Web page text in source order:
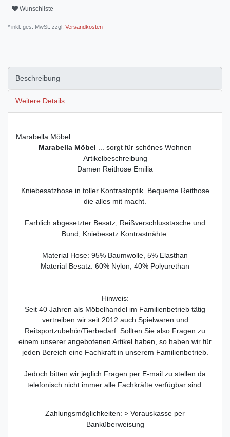
Wunschliste
* inkl. ges. MwSt. zzgl. Versandkosten
Beschreibung
Weitere Details
Marabella Möbel
Marabella Möbel ... sorgt für schönes Wohnen
Artikelbeschreibung
Damen Reithose Emilia
Kniebesatzhose in toller Kontrastoptik. Bequeme Reithose
die alles mit macht.
Farblich abgesetzter Besatz, Reißverschlusstasche und
Bund, Kniebesatz Kontrastnähte.
Material Hose: 95% Baumwolle, 5% Elasthan
Material Besatz: 60% Nylon, 40% Polyurethan
Hinweis:
Seit 40 Jahren als Möbelhandel im Familienbetrieb tätig
vertreiben wir seit 2012 auch Spielwaren und
Reitsportzubehör/Tierbedarf. Sollten Sie also Fragen zu
einem unserer angebotenen Artikel haben, so haben wir für
jeden Bereich eine Fachkraft in unserem Familienbetrieb.
Jedoch bitten wir jeglich Fragen per E-mail zu stellen da
telefonisch nicht immer alle Fachkräfte verfügbar sind.
Zahlungsmöglichkeiten: > Vorauskasse per
Banküberweisung